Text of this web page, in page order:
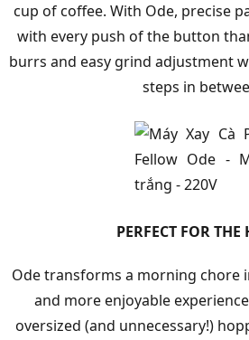
cup of coffee. With Ode, precise
with every push of the button
burrs and easy grind adjustment
steps in
PERFECT FOR THE
Ode transforms a morning chore
and more enjoyable
oversized (and unnecessary!)